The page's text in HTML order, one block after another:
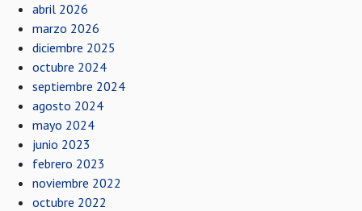
abril 2026
marzo 2026
diciembre 2025
octubre 2024
septiembre 2024
agosto 2024
mayo 2024
junio 2023
febrero 2023
noviembre 2022
octubre 2022